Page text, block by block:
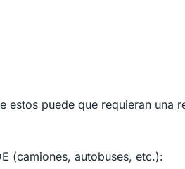
estos puede que requieran una
(camiones, autobuses, etc.):